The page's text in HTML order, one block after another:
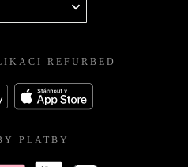
REFURBED
PLATBY